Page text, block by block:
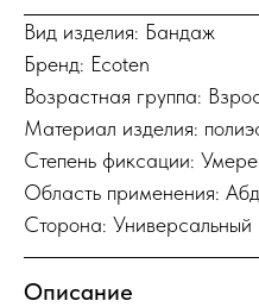
Вид изделия: Бандаж
Бренд: Ecoten
Возрастная группа:
Материал изделия:
Степень фиксации:
Область применения:
Сторона: Универсальный
Описание